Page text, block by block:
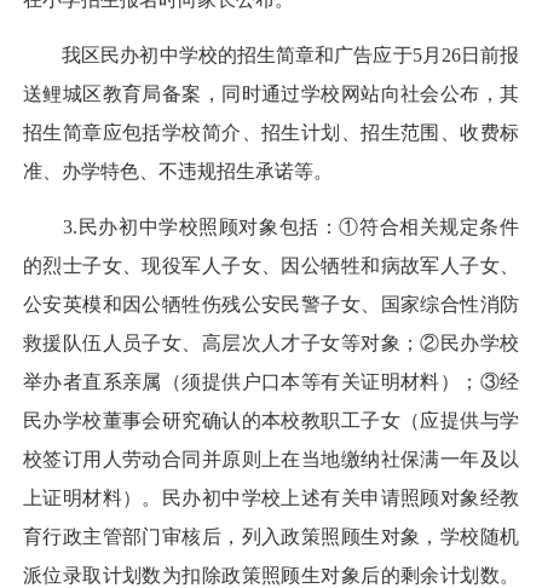
我区民办初中学校的招生简章和广告应于5月26日前报
送鲤城区教育局备案，同时通过学校网站向社会公布，其
招生简章应包括学校简介、招生计划、招生范围、收费标
准、办学特色、不违规招生承诺等。
3.民办初中学校照顾对象包括：①符合相关规定条件
的烈士子女、现役军人子女、因公牺牲和病故军人子女、
公安英模和因公牺牲伤残公安民警子女、国家综合性消防
救援队伍人员子女、高层次人才子女等对象；②民办学校
举办者直系亲属（须提供户口本等有关证明材料）；③经
民办学校董事会研究确认的本校教职工子女（应提供与学
校签订用人劳动合同并原则上在当地缴纳社保满一年及以
上证明材料）。民办初中学校上述有关申请照顾对象经教
育行政主管部门审核后，列入政策照顾生对象，学校随机
派位录取计划数为扣除政策照顾生对象后的剩余计划数。